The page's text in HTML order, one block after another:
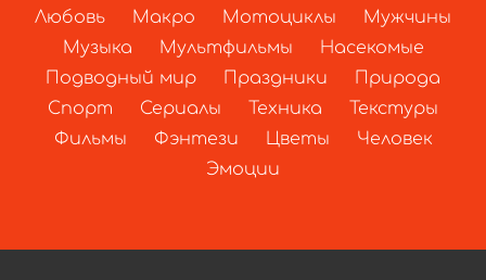
Любовь
Макро Мотоциклы
Мужчины
Музыка
Мультфильмы
Насекомые
Подводный мир
Праздники
Природа
Спорт
Сериалы Техника
Текстуры
Фильмы
Фэнтези Цветы
Человек
Эмоции